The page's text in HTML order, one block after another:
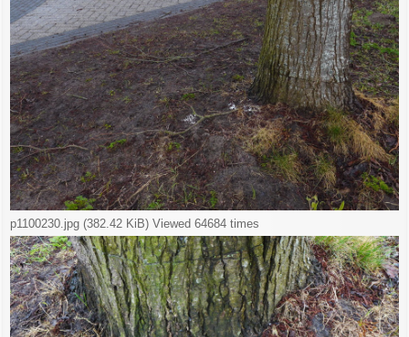
p1100230.jpg (382.42 KiB) Viewed 64684 times